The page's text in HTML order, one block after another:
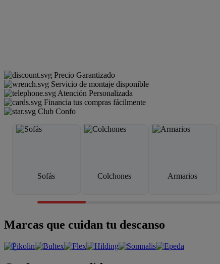
Precio Garantizado
Servicio de montaje disponible
Atención Personalizada
Financia tus compras fácilmente
Club Confo
Sofás Colchones Armarios
Marcas que cuidan tu descanso